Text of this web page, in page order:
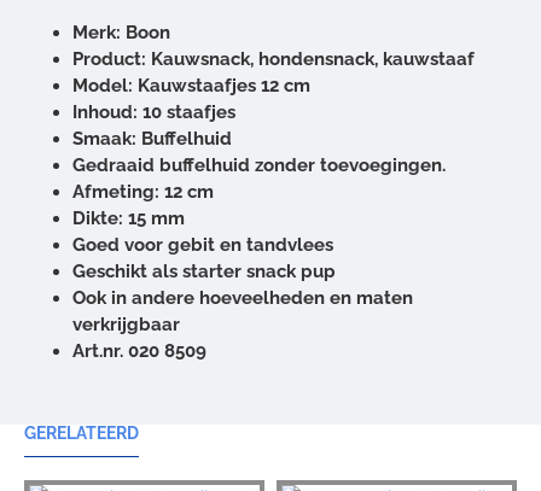
Merk: Boon
Product: Kauwsnack, hondensnack, kauwstaaf
Model: Kauwstaafjes 12 cm
Inhoud: 10 staafjes
Smaak: Buffelhuid
Gedraaid buffelhuid zonder toevoegingen.
Afmeting: 12 cm
Dikte: 15 mm
Goed voor gebit en tandvlees
Geschikt als starter snack pup
Ook in andere hoeveelheden en maten
verkrijgbaar
Art.nr. 020 8509
GERELATEERD